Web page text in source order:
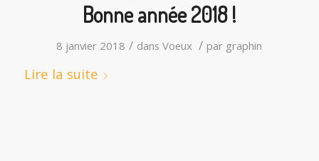
Bonne année 2018 !
8 janvier 2018 / dansVoeux / par graphin
Lire la suite